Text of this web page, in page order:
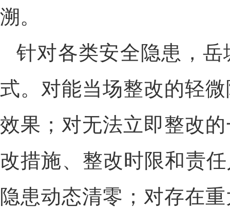
溯。
针对各类安全隐患，
式。对能当场整改的轻
效果；对无法立即整改
改措施、整改时限和责
隐患动态清零；对存在